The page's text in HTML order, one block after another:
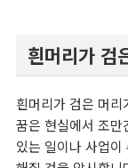
흰머리가 검
흰머리가 검은 머
꿈은 현실에서 조
있는 일이나 사업